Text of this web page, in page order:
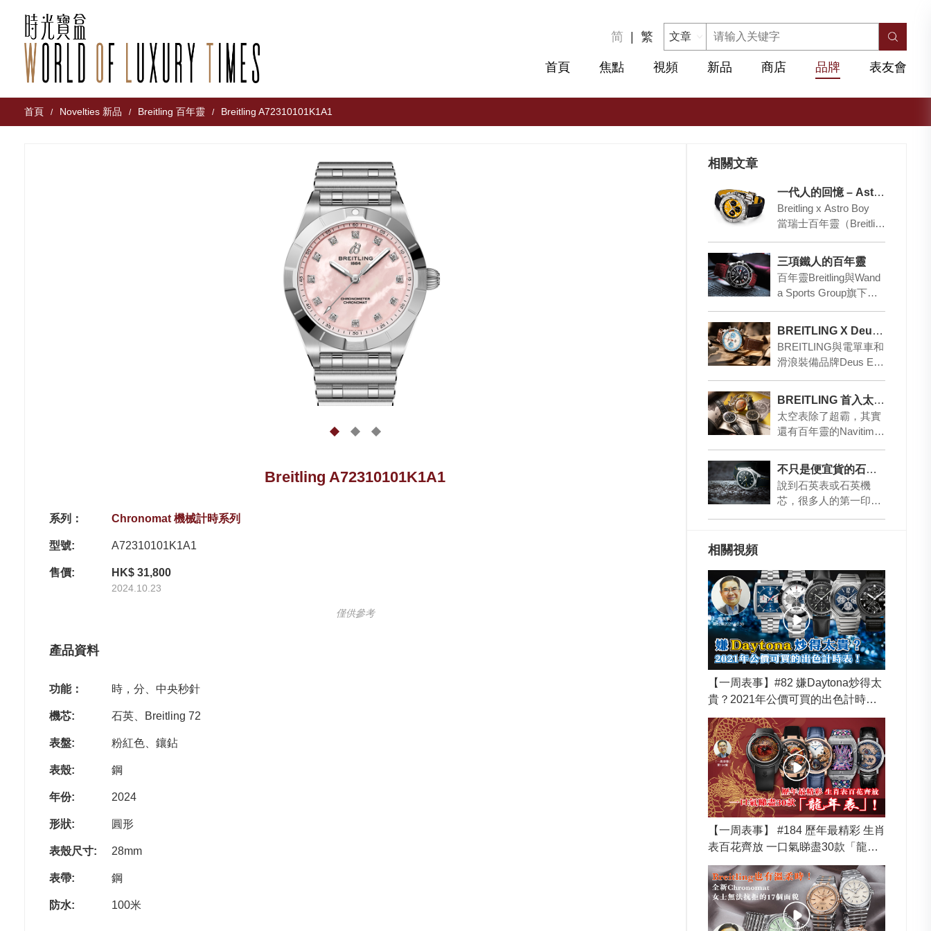
简 | 繁
首頁 焦點 視頻 新品 商店 品牌 表友會
首頁 / Novelties 新品 / Breitling 百年靈 / Breitling A72310101K1A1
Breitling A72310101K1A1
系列： Chronomat 機械計時系列
型號: A72310101K1A1
售價: HK$ 31,800
2024.10.23
僅供參考
產品資料
功能： 時，分、中央秒針
機芯: 石英、Breitling 72
表盤: 粉紅色、鑲鉆
表殼: 鋼
年份: 2024
形狀: 圓形
表殼尺寸: 28mm
表帶: 鋼
防水: 100米
相關文章
一代人的回憶 – Astro Boy化身復仇者!
Breitling x Astro Boy
當瑞士百年靈（Breitlin
三項鐵人的百年靈
百年靈Breitling與Wand
a Sports Group旗下世
BREITLING X Deus Ex Machina 再推限量腕表
BREITLING與電單車和
滑浪裝備品牌Deus Ex
二款腕表Top T…
BREITLING 首入太空60周年 推出進化限量版
太空表除了超霸，其實
還有百年靈的Navitimer
月24日，太空…
不只是便宜貨的石英表
說到石英表或石英機
芯，很多人的第一印象
相關視頻
【一周表事】#82 嫌Daytona炒得太
貴？2021年公價可買的出色計時
表！
【一周表事】 #184 歷年最精彩 生肖
表百花齊放 一口氣睇盡30款「龍年
表」！